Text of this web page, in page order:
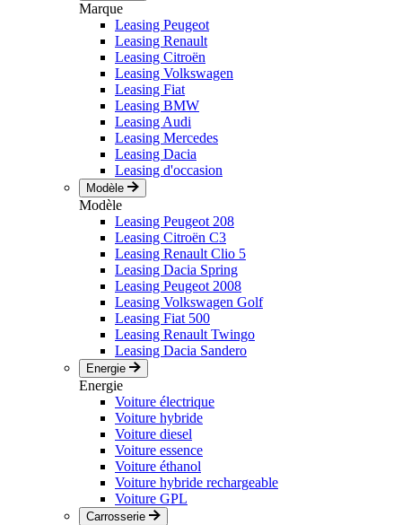
Marque
Leasing Peugeot
Leasing Renault
Leasing Citroën
Leasing Volkswagen
Leasing Fiat
Leasing BMW
Leasing Audi
Leasing Mercedes
Leasing Dacia
Leasing d'occasion
Modèle
Modèle
Leasing Peugeot 208
Leasing Citroën C3
Leasing Renault Clio 5
Leasing Dacia Spring
Leasing Peugeot 2008
Leasing Volkswagen Golf
Leasing Fiat 500
Leasing Renault Twingo
Leasing Dacia Sandero
Energie
Energie
Voiture électrique
Voiture hybride
Voiture diesel
Voiture essence
Voiture éthanol
Voiture hybride rechargeable
Voiture GPL
Carrosserie